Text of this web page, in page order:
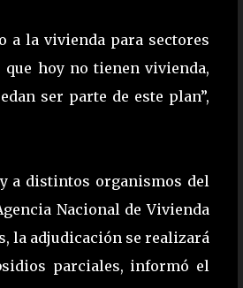
a la vivienda para sectores
hoy no tienen vivienda,
ser parte de este plan”,
a distintos organismos del
Nacional de Vivienda
la adjudicación se realizará
parciales, informó el